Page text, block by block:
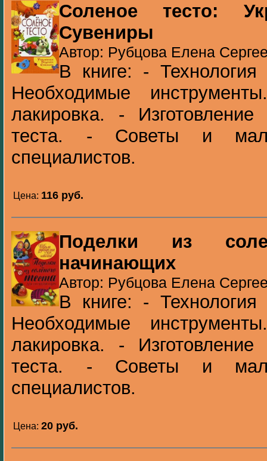
Соленое тесто:
Сувениры
Автор: Рубцова Елена
В книге: - Технология
Необходимые
лакировка. -
теста. - Советы и
специалистов.
Цена: 116 pуб.
Поделки из
начинающих
Автор: Рубцова Елена
В книге: - Технология
Необходимые
лакировка. -
теста. - Советы и
специалистов.
Цена: 20 pуб.